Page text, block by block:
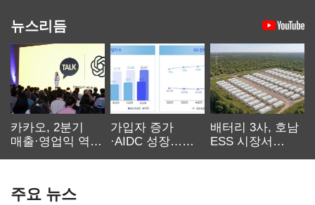
뉴스리듬
카카오, 2분기
매출·영업익 역대
가입자 증가
·AIDC 성장…
배터리 3사, 호남
ESS 시장서
주요 뉴스